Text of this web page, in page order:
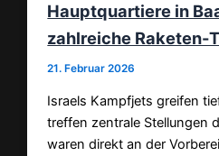
Hauptquartiere in
zahlreiche Raketen-
21. Februar 2026
Israels Kampfjets greifen
treffen zentrale Stellungen
waren direkt an der